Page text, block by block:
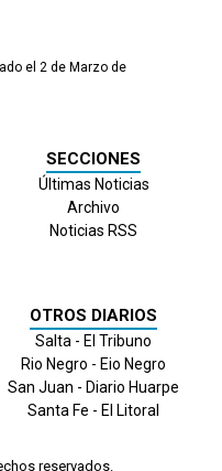
el 2 de Marzo de
SECCIONES
Últimas Noticias
Archivo
Noticias RSS
OTROS DIARIOS
Salta - El Tribuno
Rio Negro - Eio Negro
San Juan - Diario Huarpe
Santa Fe - El Litoral
reservados.